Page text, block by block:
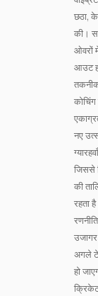
छठा,
की।
ओवरों
आउट
नए
जिससे
की
रहता
अगले
हो